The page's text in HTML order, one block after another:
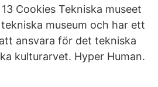
Cookies Tekniska museet
museum och har ett
ansvara för det tekniska
kulturarvet. Hyper Human.